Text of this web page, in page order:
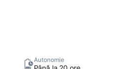
Autonomie